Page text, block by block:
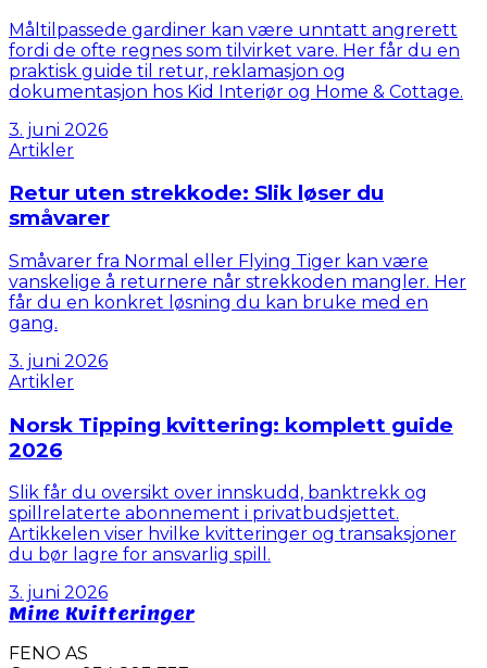
Måltilpassede gardiner kan være unntatt angrerett
fordi de ofte regnes som tilvirket vare. Her får du en
praktisk guide til retur, reklamasjon og
dokumentasjon hos Kid Interiør og Home & Cottage.
3. juni 2026
Artikler
Retur uten strekkode: Slik løser du
småvarer
Småvarer fra Normal eller Flying Tiger kan være
vanskelige å returnere når strekkoden mangler. Her
får du en konkret løsning du kan bruke med en
gang.
3. juni 2026
Artikler
Norsk Tipping kvittering: komplett guide
2026
Slik får du oversikt over innskudd, banktrekk og
spillrelaterte abonnement i privatbudsjettet.
Artikkelen viser hvilke kvitteringer og transaksjoner
du bør lagre for ansvarlig spill.
3. juni 2026
Mine Kvitteringer
FENO AS